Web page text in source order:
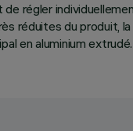
régler
réduites du produit,
en aluminium